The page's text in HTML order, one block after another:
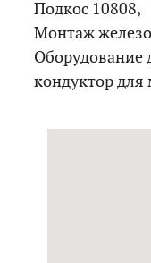
Подкос 10808,
Монтаж
Оборудование
кондуктор